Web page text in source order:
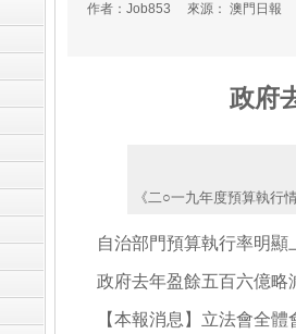
作者： Job853 來源： 澳門日報
政府
《二○一九年度預算執行
自治部門預算執行率明顯
政府去年盈餘五百六億略
【本報消息】立法會全體